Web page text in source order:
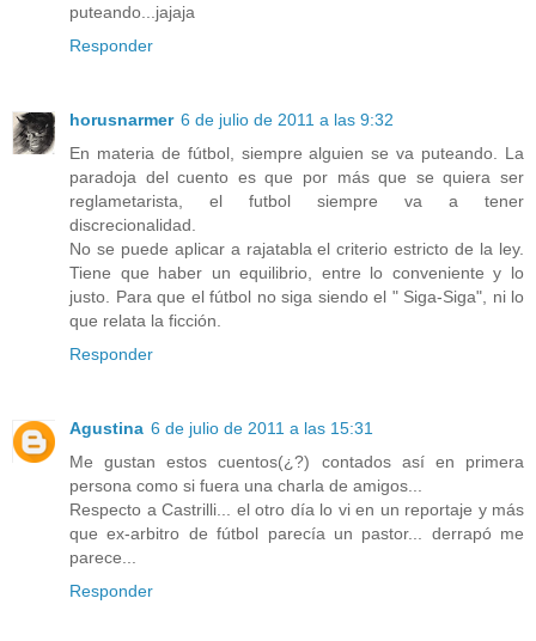
puteando...jajaja
Responder
horusnarmer 6 de julio de 2011 a las 9:32
En materia de fútbol, siempre alguien se va puteando. La
paradoja del cuento es que por más que se quiera ser
reglametarista, el futbol siempre va a tener
discrecionalidad.
No se puede aplicar a rajatabla el criterio estricto de la ley.
Tiene que haber un equilibrio, entre lo conveniente y lo
justo. Para que el fútbol no siga siendo el " Siga-Siga", ni lo
que relata la ficción.
Responder
Agustina 6 de julio de 2011 a las 15:31
Me gustan estos cuentos(¿?) contados así en primera
persona como si fuera una charla de amigos...
Respecto a Castrilli... el otro día lo vi en un reportaje y más
que ex-arbitro de fútbol parecía un pastor... derrapó me
parece...
Responder